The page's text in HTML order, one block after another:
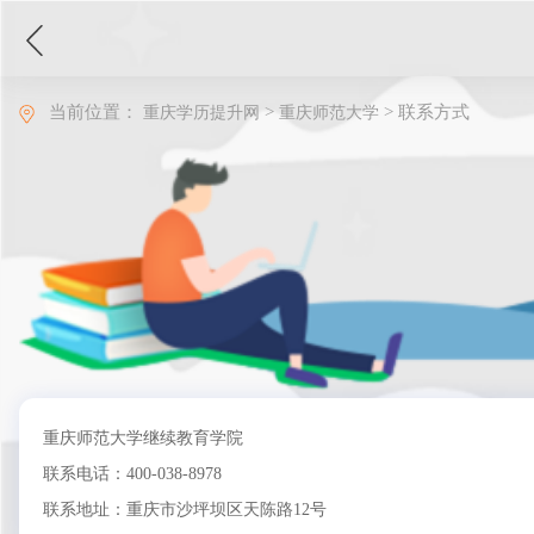
当前位置： 重庆学历提升网 > 重庆师范大学 > 联系方式
重庆师范大学继续教育学院
联系电话：400-038-8978
联系地址：重庆市沙坪坝区天陈路12号